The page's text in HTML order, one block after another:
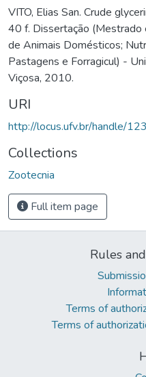
VITO, Elias San. Crude
40 f. Dissertação (Mestrado
de Animais Domésticos;
Pastagens e Forragicul) -
Viçosa, 2010.
URI
http://locus.ufv.br/handle/
Collections
Zootecnia
Full item page
Rules
Terms of
Terms of